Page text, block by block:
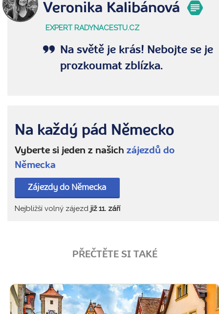
Veronika Kalibánová
EXPERT RADYNACESTU.CZ
Na světě je krás! Nebojte se je
prozkoumat zblízka.
Na každý pád Německo
Vyberte si jeden z našich zájezdů do
Německa
Zájezdy do Německa
Nejbližší volný zájezd již 11. září
PŘEČTĚTE SI TAKÉ